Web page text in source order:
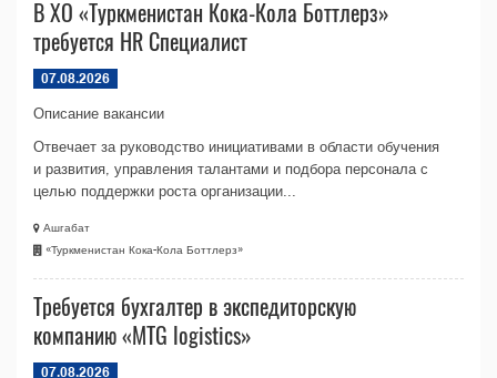
В ХО «Туркменистан Кока-Кола Боттлерз»
требуется HR Специалист
07.08.2026
Описание вакансии
Отвечает за руководство инициативами в области обучения
и развития, управления талантами и подбора персонала с
целью поддержки роста организации...
Ашгабат
«Туркменистан Кока-Кола Боттлерз»
Требуется бухгалтер в экспедиторскую
компанию «MTG logistics»
07.08.2026